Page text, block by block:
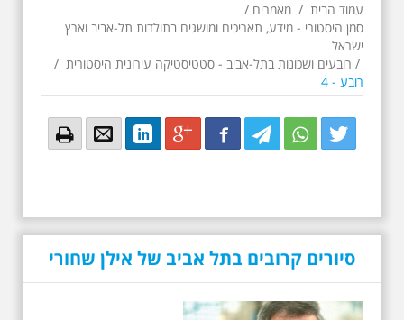
עמוד הבית / מאמרים /
סמן היסטורי - מידע, תאריכים ומושגים בתולדות תל-אביב וארץ
ישראל
/ רובעים ושכונות בתל-אביב - סטטיסטיקה עירונית היסטורית /
רובע - 4
Twitter
Twitter
Twitter
Facebook
Google+
LinkedIn
Email
Email
סיורים קרובים בתל אביב של אילן שחורי